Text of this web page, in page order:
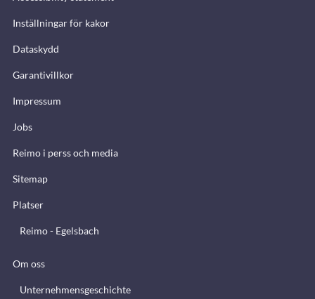
Inställningar för kakor
Dataskydd
Garantivillkor
Impressum
Jobs
Reimo i perss och media
Sitemap
Platser
Reimo - Egelsbach
Om oss
Unternehmensgeschichte